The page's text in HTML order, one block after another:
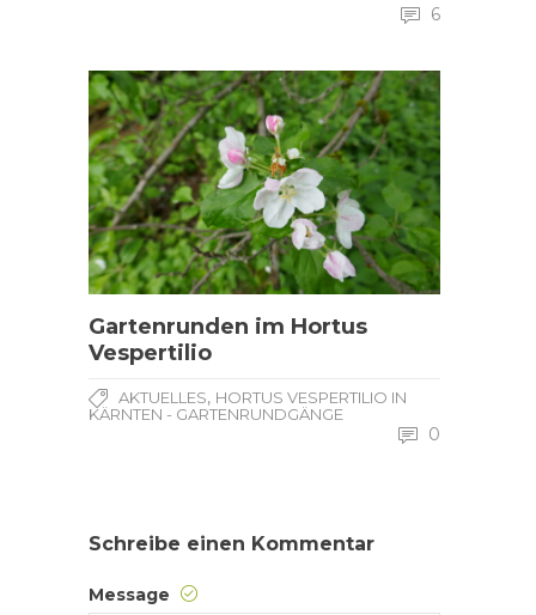
6
Gartenrunden im Hortus
Vespertilio
AKTUELLES, HORTUS VESPERTILIO IN
KÄRNTEN - GARTENRUNDGÄNGE
0
Schreibe einen Kommentar
Message